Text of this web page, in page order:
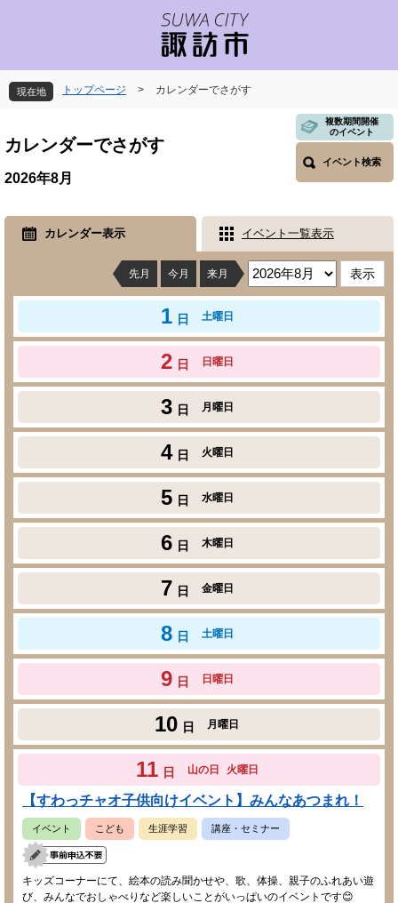
先
頭
す
を
飛
し
本
へ
現在地 トップページ > カレンダーでさがす
文
カレンダーでさがす
複数期間開催
のイベント
イベント検索
2026年8月
カレンダー表示 イベント一覧表示
先月 今月 来月
1 日 土曜日
2 日 日曜日
3 日 月曜日
4 日 火曜日
5 日 水曜日
6 日 木曜日
7 日 金曜日
8 日 土曜日
9 日 日曜日
10 日 月曜日
11 日 山の日 火曜日
【すわっチャオ子供向けイベント】みんなあつまれ！
イベント こども 生涯学習 講座・セミナー
キッズコーナーにて、絵本の読み聞かせや、歌、体操、親子のふれあい遊
び、みんなでおしゃべりなど楽しいことがいっぱいのイベントです😊